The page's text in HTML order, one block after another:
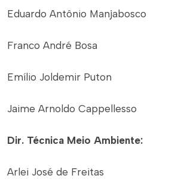
Eduardo Antônio Manjabosco
Franco André Bosa
Emílio Joldemir Puton
Jaime Arnoldo Cappellesso
Dir. Técnica Meio Ambiente:
Arlei José de Freitas